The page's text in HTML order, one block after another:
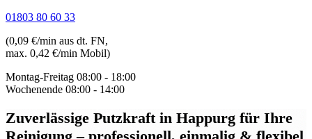
01803 80 60 33
(0,09 €/min aus dt. FN,
max. 0,42 €/min Mobil)
Montag-Freitag 08:00 - 18:00
Wochenende 08:00 - 14:00
Zuverlässige Putzkraft in Happurg für Ihre